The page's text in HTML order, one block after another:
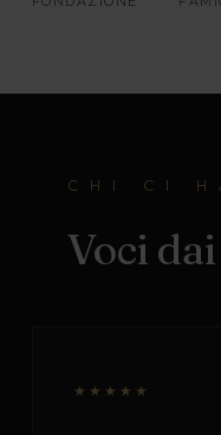
CHI CI
Voci
★★★★★